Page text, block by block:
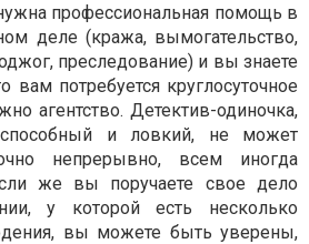
профессиональная помощь в
деле (кража, вымогательство,
преследование) и вы знаете
вам потребуется круглосуточное
агентство. Детектив-одиночка,
и ловкий, не может
непрерывно, всем иногда
же вы поручаете свое дело
у которой есть несколько
вы можете быть уверены,